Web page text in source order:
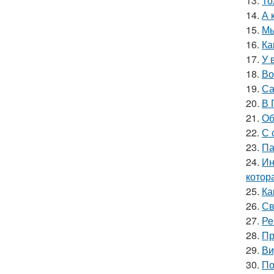
14. А
15.
16.
17. У
18.
19.
20. В
21.
22. С
23.
24.
25.
26.
27.
28.
29.
30.